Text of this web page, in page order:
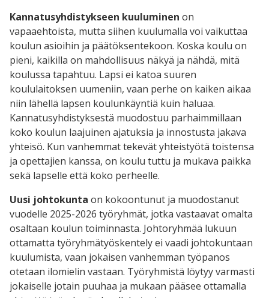
Kannatusyhdistykseen kuuluminen on
vapaaehtoista, mutta siihen kuulumalla voi vaikuttaa
koulun asioihin ja päätöksentekoon. Koska koulu on
pieni, kaikilla on mahdollisuus näkyä ja nähdä, mitä
koulussa tapahtuu. Lapsi ei katoa suuren
koululaitoksen uumeniin, vaan perhe on kaiken aikaa
niin lähellä lapsen koulunkäyntiä kuin haluaa.
Kannatusyhdistyksestä muodostuu parhaimmillaan
koko koulun laajuinen ajatuksia ja innostusta jakava
yhteisö. Kun vanhemmat tekevät yhteistyötä toistensa
ja opettajien kanssa, on koulu tuttu ja mukava paikka
sekä lapselle että koko perheelle.
Uusi johtokunta on kokoontunut ja muodostanut
vuodelle 2025-2026 työryhmät, jotka vastaavat omalta
osaltaan koulun toiminnasta. Johtoryhmää lukuun
ottamatta työryhmätyöskentely ei vaadi johtokuntaan
kuulumista, vaan jokaisen vanhemman työpanos
otetaan ilomielin vastaan. Työryhmistä löytyy varmasti
jokaiselle jotain puuhaa ja mukaan pääsee ottamalla